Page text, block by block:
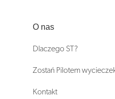
O nas
Dlaczego ST?
Zostań Pilotem
Kontakt